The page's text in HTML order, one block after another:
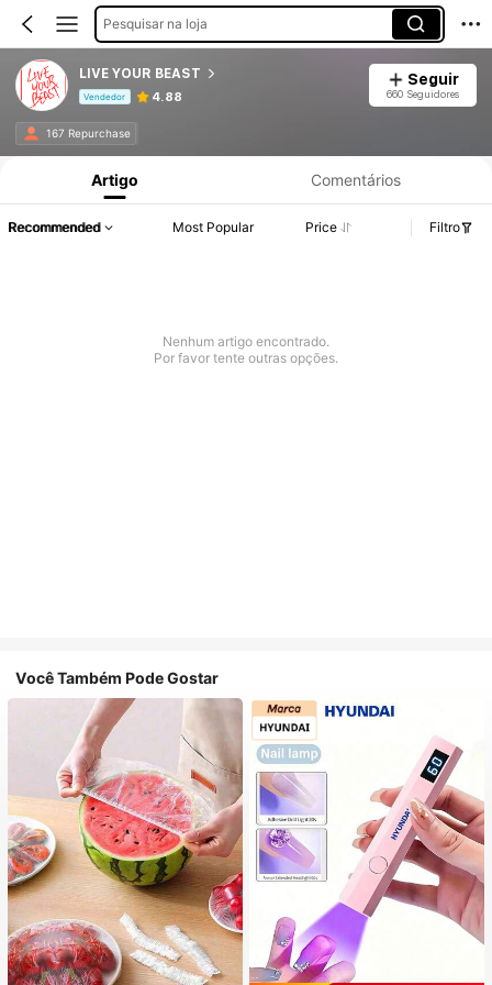
Pesquisar na loja
LIVE YOUR BEAST
Vendedor 4.88
Seguir
660 Seguidores
167 Repurchase
Informações do Produto: Divulgação de Preço, Vendas e Detalhes de Stock.
Artigo Comentários
Recommended Most Popular Price Filtro
Nenhum artigo encontrado.
Por favor tente outras opções.
Você Também Pode Gostar